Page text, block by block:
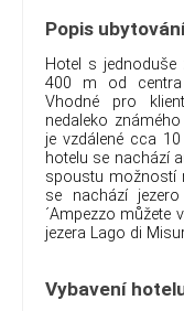
Popis
Hotel s
400 m od centra
Vhodné pro
nedaleko
je vzdálené cca
hotelu se nachází
spoustu možností
se nachází
´Ampezzo můžete
jezera Lago di
Vybavení